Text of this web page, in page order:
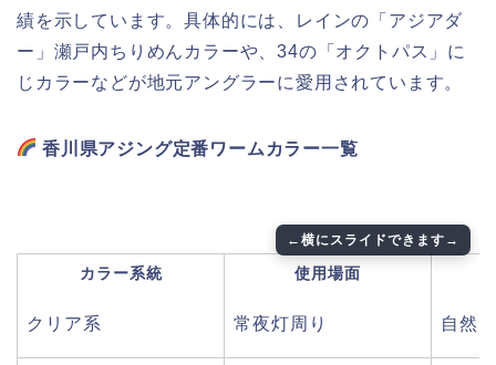
績を示しています。具体的には、レインの「アジアダ
ー」瀬戸内ちりめんカラーや、34の「オクトパス」に
じカラーなどが地元アングラーに愛用されています。
香川県アジング定番ワームカラー一覧
カラー系統 使用場面
クリア系 常夜灯周り 自然